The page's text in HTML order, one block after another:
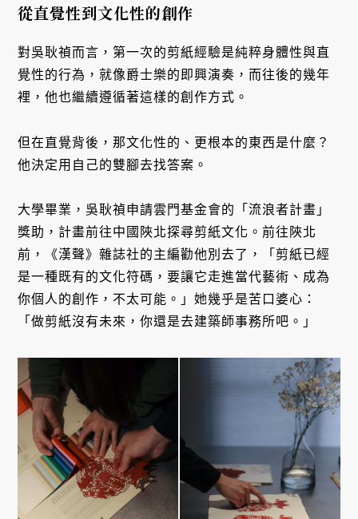
從直覺性到文化性的創作
對吳耿禎而言，第一次的剪紙經驗是純粹身體性與直
覺性的行為，就像爵士樂的即興演奏，而往後的幾年
裡，他也繼續遵循著這樣的創作方式。
但在直覺背後，那文化性的、更根本的東西是什麼？
他決定用自己的雙腳去找答案。
大學畢業，吳耿禎申請雲門基金會的「流浪者計畫」
獎助，計畫前往中國陜北探尋剪紙文化。前往陜北
前，《漢聲》雜誌社的主編勸他別去了，「剪紙已經
是一種既有的文化符碼，要讓它走進當代藝術、成為
你個人的創作，不太可能。」她幾乎是苦口婆心：
「做剪紙沒有未來，你還是去建築師事務所吧。」